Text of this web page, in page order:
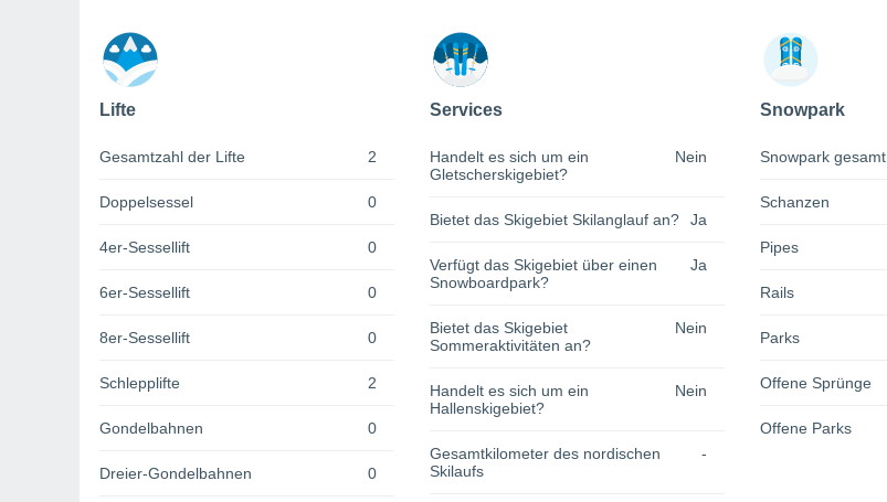
Lifte
Gesamtzahl der Lifte 2
Doppelsessel 0
4er-Sessellift 0
6er-Sessellift 0
8er-Sessellift 0
Schlepplifte 2
Gondelbahnen 0
Dreier-Gondelbahnen 0
Services
Handelt es sich um ein
Gletscherskigebiet?
Nein
Bietet das Skigebiet Skilanglauf an? Ja
Verfügt das Skigebiet über einen
Snowboardpark?
Ja
Bietet das Skigebiet
Sommeraktivitäten an?
Nein
Handelt es sich um ein
Hallenskigebiet?
Nein
Gesamtkilometer des nordischen
Skilaufs
-
Snowpark
Snowpark gesamt
Schanzen
Pipes
Rails
Parks
Offene Sprünge
Offene Parks